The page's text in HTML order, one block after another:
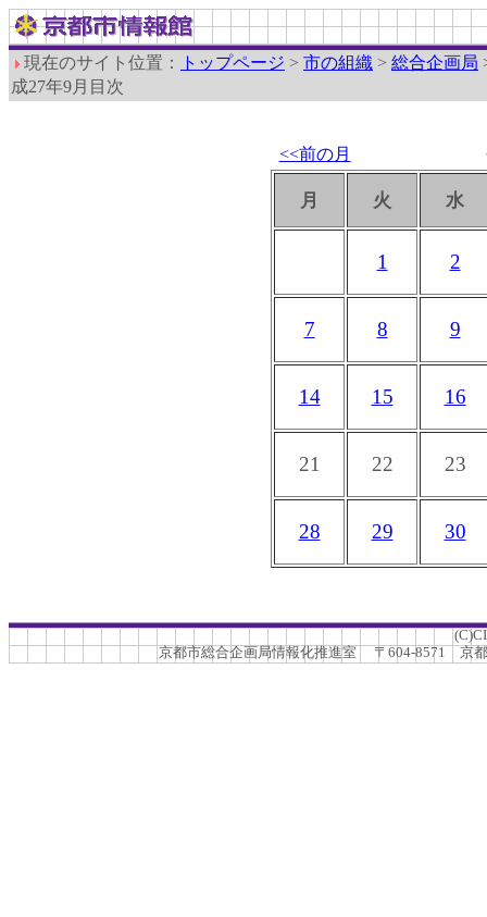
現在のサイト位置： トップページ > 市の組織 > 総合企画局
成27年9月目次
<<前の月
月 火 水
1 2
7 8 9
14 15 16
21 22 23
28 29 30
京都市総合企画局情報化推進室 〒604-8571 京